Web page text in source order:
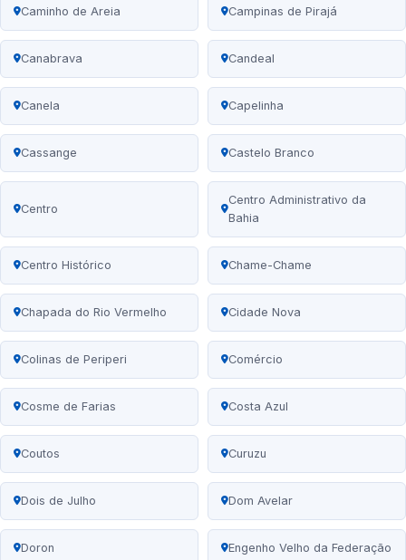
Caminho de Areia Campinas de Pirajá
Canabrava Candeal
Canela Capelinha
Cassange Castelo Branco
Centro
Centro Administrativo da
Bahia
Centro Histórico Chame-Chame
Chapada do Rio Vermelho Cidade Nova
Colinas de Periperi Comércio
Cosme de Farias Costa Azul
Coutos Curuzu
Dois de Julho Dom Avelar
Doron Engenho Velho da Federação